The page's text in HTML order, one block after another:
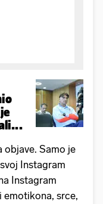
objave. Samo je
Instagram
Instagram
srce,